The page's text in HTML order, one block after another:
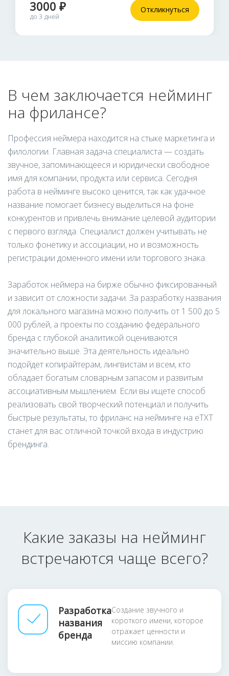
3000 ₽
до 3 дней
Откликнуться
В чем заключается нейминг
на фрилансе?
Профессия неймера находится на стыке маркетинга и
филологии. Главная задача специалиста — создать
звучное, запоминающееся и юридически свободное
имя для компании, продукта или сервиса. Сегодня
работа в нейминге высоко ценится, так как удачное
название помогает бизнесу выделиться на фоне
конкурентов и привлечь внимание целевой аудитории
с первого взгляда. Специалист должен учитывать не
только фонетику и ассоциации, но и возможность
регистрации доменного имени или торгового знака.
Заработок неймера на бирже обычно фиксированный
и зависит от сложности задачи. За разработку названия
для локального магазина можно получить от 1 500 до 5
000 рублей, а проекты по созданию федерального
бренда с глубокой аналитикой оцениваются
значительно выше. Эта деятельность идеально
подойдет копирайтерам, лингвистам и всем, кто
обладает богатым словарным запасом и развитым
ассоциативным мышлением. Если вы ищете способ
реализовать свой творческий потенциал и получить
быстрые результаты, то фриланс на нейминге на eTXT
станет для вас отличной точкой входа в индустрию
брендинга.
Какие заказы на нейминг
встречаются чаще всего?
Разработка
названия
бренда
Создание звучного и
короткого имени, которое
отражает ценности и
миссию компании.